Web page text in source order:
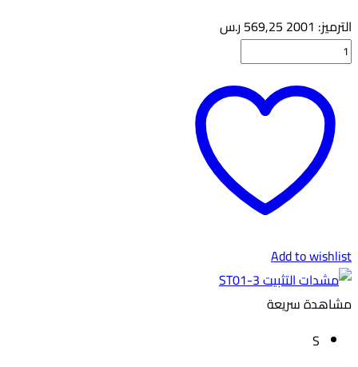
الترميز: 2001
569,25 ر.س
كمية
فوم
قطع
LPF05
Add to wishlist
مشاهدة سريعة
S